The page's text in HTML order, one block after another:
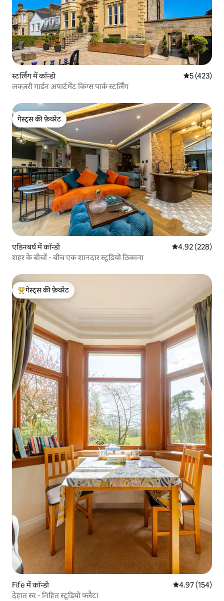
स्टर्लिंग में कॉन्डो औसत रेटिंग 5
5 (423)
लक्ज़री गार्डन अपार्टमेंट किंग्स पार्क स्टर्लिंग
गेस्ट्स की फ़ेवरेट
गेस्ट्स की फ़ेवरेट
एडिनबर्घ में कॉन्डो औसत रेटिंग 5 में से
4.92 (228)
शहर के बीचों - बीच एक शानदार स्टूडियो ठिकाना
गेस्ट्स का टॉप फ़ेवरेट
गेस्ट्स की फ़ेवरेट
Fife में कॉन्डो औसत रेटिंग 5 में से
4.97 (154)
देहात स्व - निहित स्टूडियो फ्लैट।